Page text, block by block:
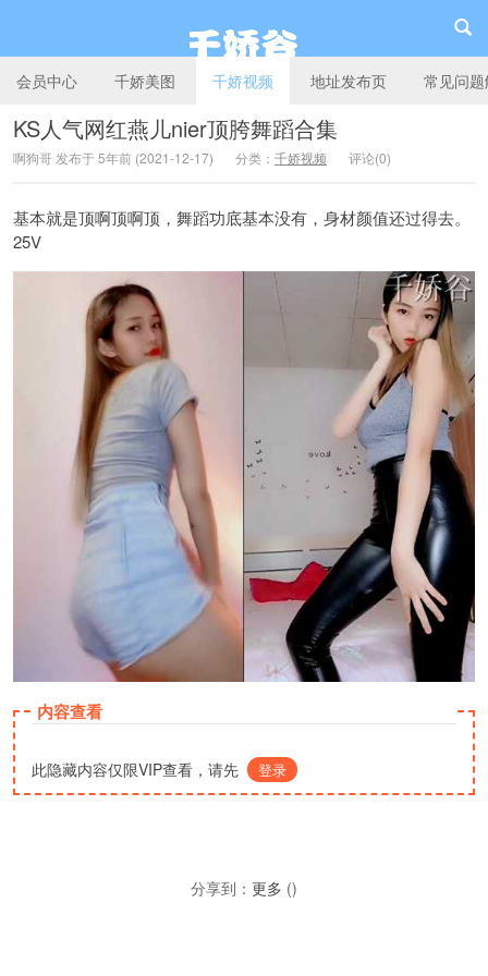
千娇谷
会员中心 千娇美图 千娇视频 地址发布页 常见问
KS人气网红燕儿nier顶胯舞蹈合集
啊狗哥 发布于 5年前 (2021-12-17) 分类： 千娇视频 评论(0)
基本就是顶啊顶啊顶，舞蹈功底基本没有，身材颜值还过得去。
25V
内容查看
此隐藏内容仅限VIP查看，请先 登录
分享到： 更多 ()